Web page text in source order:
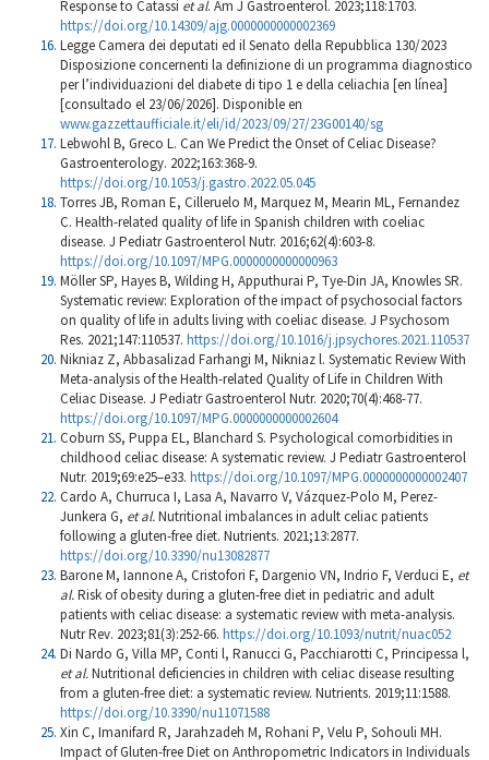
Response to Catassi et al. Am J Gastroenterol. 2023;118:1703.
https://doi.org/10.14309/ajg.0000000000002369
Legge Camera dei deputati ed il Senato della Repubblica 130/2023
Disposizione concernenti la definizione di un programma diagnostico
per l’individuazioni del diabete di tipo 1 e della celiachia [en línea]
[consultado el 23/06/2026]. Disponible en
www.gazzettaufficiale.it/eli/id/2023/09/27/23G00140/sg
Lebwohl B, Greco L. Can We Predict the Onset of Celiac Disease?
Gastroenterology. 2022;163:368-9.
https://doi.org/10.1053/j.gastro.2022.05.045
Torres JB, Roman E, Cilleruelo M, Marquez M, Mearin ML, Fernandez
C. Health-related quality of life in Spanish children with coeliac
disease. J Pediatr Gastroenterol Nutr. 2016;62(4):603-8.
https://doi.org/10.1097/MPG.0000000000000963
Möller SP, Hayes B, Wilding H, Apputhurai P, Tye-Din JA, Knowles SR.
Systematic review: Exploration of the impact of psychosocial factors
on quality of life in adults living with coeliac disease. J Psychosom
Res. 2021;147:110537. https://doi.org/10.1016/j.jpsychores.2021.110537
Nikniaz Z, Abbasalizad Farhangi M, Nikniaz l. Systematic Review With
Meta-analysis of the Health-related Quality of Life in Children With
Celiac Disease. J Pediatr Gastroenterol Nutr. 2020;70(4):468-77.
https://doi.org/10.1097/MPG.0000000000002604
Coburn SS, Puppa EL, Blanchard S. Psychological comorbidities in
childhood celiac disease: A systematic review. J Pediatr Gastroenterol
Nutr. 2019;69:e25–e33. https://doi.org/10.1097/MPG.0000000000002407
Cardo A, Churruca I, Lasa A, Navarro V, Vázquez-Polo M, Perez-
Junkera G, et al.Nutritional imbalances in adult celiac patients
following a gluten-free diet. Nutrients. 2021;13:2877.
https://doi.org/10.3390/nu13082877
Barone M, Iannone A, Cristofori F, Dargenio VN, Indrio F, Verduci E, et
al.Risk of obesity during a gluten-free diet in pediatric and adult
patients with celiac disease: a systematic review with meta-analysis.
Nutr Rev. 2023;81(3):252-66. https://doi.org/10.1093/nutrit/nuac052
Di Nardo G, Villa MP, Conti l, Ranucci G, Pacchiarotti C, Principessa l,
et al.Nutritional deficiencies in children with celiac disease resulting
from a gluten-free diet: a systematic review. Nutrients. 2019;11:1588.
https://doi.org/10.3390/nu11071588
Xin C, Imanifard R, Jarahzadeh M, Rohani P, Velu P, Sohouli MH.
Impact of Gluten-free Diet on Anthropometric Indicators in Individuals